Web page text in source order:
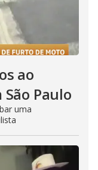
ao
Paulo
uma